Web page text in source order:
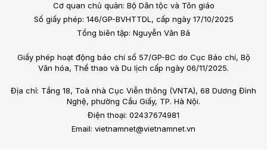
Cơ quan chủ quản: Bộ Dân tộc và Tôn giáo
Số giấy phép: 146/GP-BVHTTDL, cấp ngày 17/10/2025
Tổng biên tập: Nguyễn Văn Bá
Giấy phép hoạt động báo chí số 57/GP-BC do Cục Báo chí, Bộ
Văn hóa, Thể thao và Du lịch cấp ngày 06/11/2025.
Địa chỉ: Tầng 18, Toà nhà Cục Viễn thông (VNTA), 68 Dương Đình
Nghệ, phường Cầu Giấy, TP. Hà Nội.
Điện thoại: 02437674981
Email: vietnamnet@vietnamnet.vn